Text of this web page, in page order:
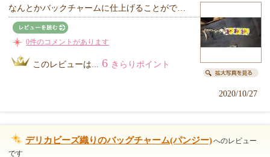
なんとかバックチャームに仕上げることがで…
0件のコメントがあります
このレビューは... 6 きらりポイント
2020/10/27
デリカビーズ織りのバッグチャーム(パンジー)へのレビュー
です